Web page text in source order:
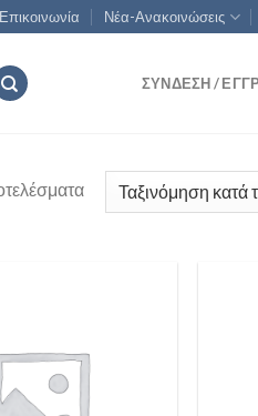
Επικοινωνία Νέα-Ανακοινώσεις
ΣΎΝΔΕΣΗ /